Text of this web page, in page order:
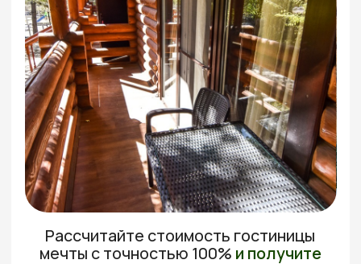
30 лет Бесплатный выезд
Перед подписанием
договора
Каталог проектов
Бесплатный расчет стоимости
Рассчитайте стоимость гостиницы
мечты сточностью 100%и получите
проект бесплатно